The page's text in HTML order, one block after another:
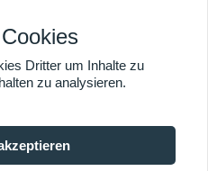
Bestimmungen
Dritter um Inhalte zu
zu analysieren.